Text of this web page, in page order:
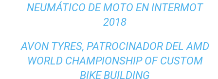
NEUMÁTICO DE MOTO EN INTERMOT
2018
AVON TYRES, PATROCINADOR DEL AMD
WORLD CHAMPIONSHIP OF CUSTOM
BIKE BUILDING